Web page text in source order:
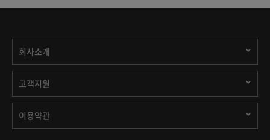
회사소개
고객지원
이용약관